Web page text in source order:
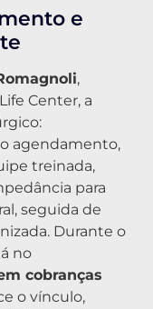
e
,
Center, a
agendamento,
treinada,
para
seguida de
Durante o
no
cobranças
o vínculo,